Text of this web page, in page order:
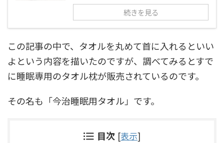
続きを見る
この記事の中で、タオルを丸めて首に入れるといい
よという内容を描いたのですが、調べてみるとすで
に睡眠専用のタオル枕が販売されているのです。
その名も「今治睡眠用タオル」です。
目次 [表示]